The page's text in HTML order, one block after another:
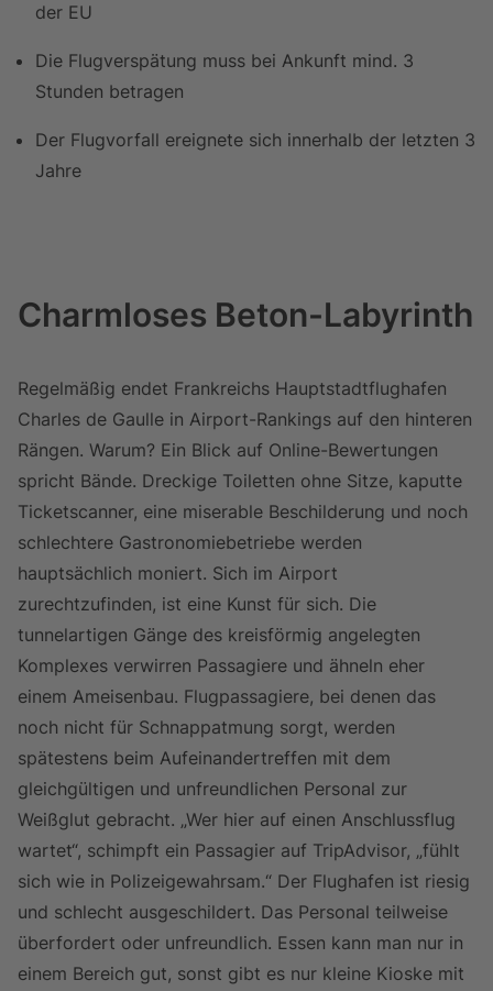
der EU
Die Flugverspätung muss bei Ankunft mind. 3
Stunden betragen
Der Flugvorfall ereignete sich innerhalb der letzten 3
Jahre
Charmloses Beton-Labyrinth
Regelmäßig endet Frankreichs Hauptstadtflughafen
Charles de Gaulle in Airport-Rankings auf den hinteren
Rängen. Warum? Ein Blick auf Online-Bewertungen
spricht Bände. Dreckige Toiletten ohne Sitze, kaputte
Ticketscanner, eine miserable Beschilderung und noch
schlechtere Gastronomiebetriebe werden
hauptsächlich moniert. Sich im Airport
zurechtzufinden, ist eine Kunst für sich. Die
tunnelartigen Gänge des kreisförmig angelegten
Komplexes verwirren Passagiere und ähneln eher
einem Ameisenbau. Flugpassagiere, bei denen das
noch nicht für Schnappatmung sorgt, werden
spätestens beim Aufeinandertreffen mit dem
gleichgültigen und unfreundlichen Personal zur
Weißglut gebracht. „Wer hier auf einen Anschlussflug
wartet“, schimpft ein Passagier auf TripAdvisor, „fühlt
sich wie in Polizeigewahrsam.“ Der Flughafen ist riesig
und schlecht ausgeschildert. Das Personal teilweise
überfordert oder unfreundlich. Essen kann man nur in
einem Bereich gut, sonst gibt es nur kleine Kioske mit